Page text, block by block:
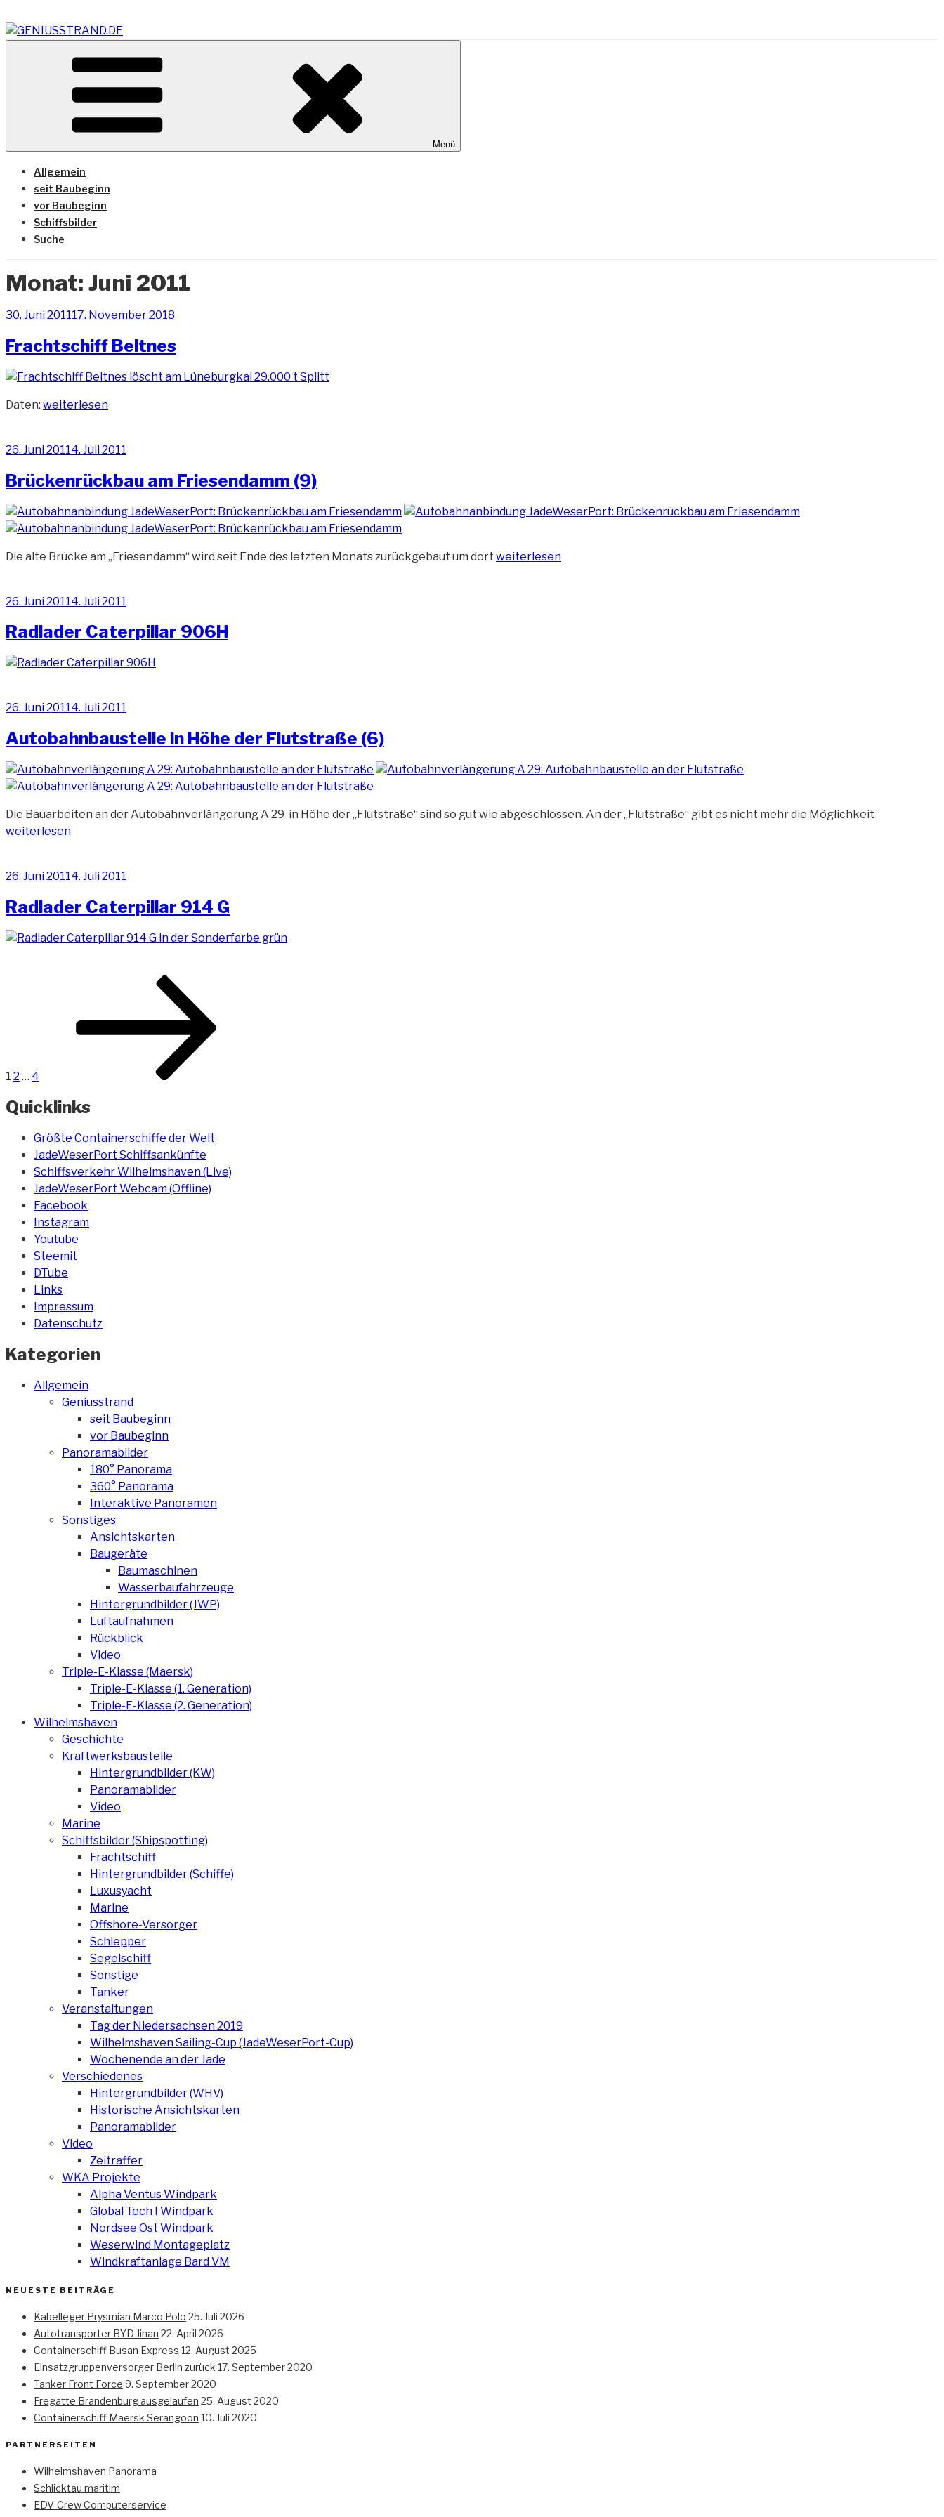
Inhalt
springen
GENIUSSTRAND.DE
Vom Geniusstrand zum JadeWeserPort/Container Terminal Wilhelmshaven
Menü
Allgemein
seit Baubeginn
vor Baubeginn
Schiffsbilder
Suche
Monat: Juni 2011
Veröffentlicht
30. Juni 201117. November 2018
Frachtschiff Beltnes
Daten: „Frachtschiff
weiterlesen
Veröffentlicht
26. Juni 20114. Juli 2011
Brückenrückbau am Friesendamm (9)
Die alte Brücke am „Friesendamm“ wird seit Ende des letzten Monats zurückgebaut um dort „Brückenrückbau
weiterlesen
Veröffentlicht
26. Juni 20114. Juli 2011
Radlader Caterpillar 906H
Veröffentlicht
26. Juni 20114. Juli 2011
Autobahnbaustelle in Höhe der Flutstraße (6)
Die Bauarbeiten an der Autobahnverlängerung A 29 in Höhe der „Flutstraße“ sind so gut wie abgeschlossen. An der „Flutstraße“ gibt es nicht mehr die Möglichkeit
weiterlesen
Veröffentlicht
26. Juni 20114. Juli 2011
Radlader Caterpillar 914 G
Beitragsnavigation
1 2 … 4
Quicklinks
Größte Containerschiffe der Welt
JadeWeserPort Schiffsankünfte
Schiffsverkehr Wilhelmshaven (Live)
JadeWeserPort Webcam (Offline)
Facebook
Instagram
Youtube
Steemit
DTube
Links
Impressum
Datenschutz
Kategorien
Allgemein
Geniusstrand
seit Baubeginn
vor Baubeginn
Panoramabilder
180° Panorama
360° Panorama
Interaktive Panoramen
Sonstiges
Ansichtskarten
Baugeräte
Baumaschinen
Wasserbaufahrzeuge
Hintergrundbilder (JWP)
Luftaufnahmen
Rückblick
Video
Triple-E-Klasse (Maersk)
Triple-E-Klasse (1. Generation)
Triple-E-Klasse (2. Generation)
Wilhelmshaven
Geschichte
Kraftwerksbaustelle
Hintergrundbilder (KW)
Panoramabilder
Video
Marine
Schiffsbilder (Shipspotting)
Frachtschiff
Hintergrundbilder (Schiffe)
Luxusyacht
Marine
Offshore-Versorger
Schlepper
Segelschiff
Sonstige
Tanker
Veranstaltungen
Tag der Niedersachsen 2019
Wilhelmshaven Sailing-Cup (JadeWeserPort-Cup)
Wochenende an der Jade
Verschiedenes
Hintergrundbilder (WHV)
Historische Ansichtskarten
Panoramabilder
Video
Zeitraffer
WKA Projekte
Alpha Ventus Windpark
Global Tech I Windpark
Nordsee Ost Windpark
Weserwind Montageplatz
Windkraftanlage Bard VM
NEUESTE BEITRÄGE
Kabelleger Prysmian Marco Polo 25. Juli 2026
Autotransporter BYD Jinan 22. April 2026
Containerschiff Busan Express 12. August 2025
Einsatzgruppenversorger Berlin zurück 17. September 2020
Tanker Front Force 9. September 2020
Fregatte Brandenburg ausgelaufen 25. August 2020
Containerschiff Maersk Serangoon 10. Juli 2020
PARTNERSEITEN
Wilhelmshaven Panorama
Schlicktau maritim
EDV-Crew Computerservice